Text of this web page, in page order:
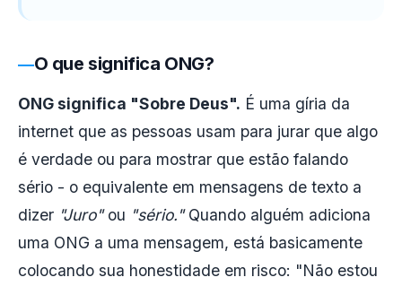
O que significa ONG?
ONG significa "Sobre Deus". É uma gíria da
internet que as pessoas usam para jurar que algo
é verdade ou para mostrar que estão falando
sério - o equivalente em mensagens de texto a
dizer "Juro"ou "sério."Quando alguém adiciona
uma ONG a uma mensagem, está basicamente
colocando sua honestidade em risco: "Não estou